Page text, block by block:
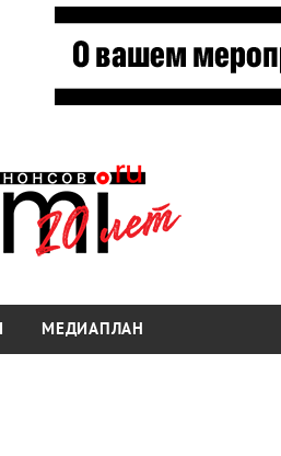
МЕДИАПЛАН